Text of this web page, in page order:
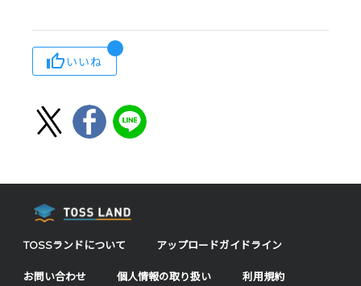
いいね
TOSSランドについて アップロードガイドライン
お問い合わせ 個人情報の取り扱い 利用規約